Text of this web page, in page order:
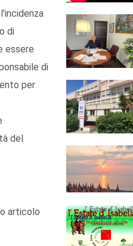
di
essere
di
per
del
articolo